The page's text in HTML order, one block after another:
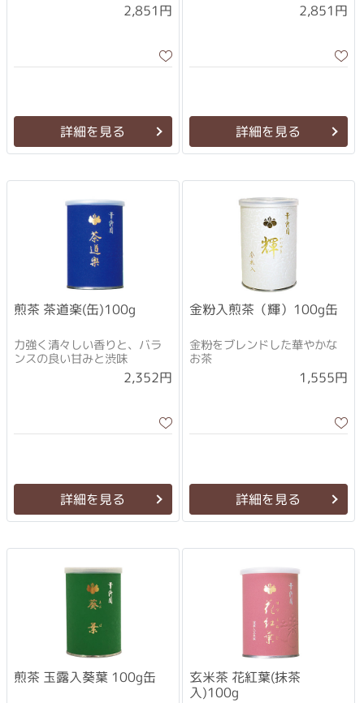
2,851円
詳細を見る
2,851円
詳細を見る
煎茶 茶道楽(缶)100g
力強く清々しい香りと、バラ
ンスの良い甘みと渋味
2,352円
詳細を見る
金粉入煎茶（輝）100g缶
金粉をブレンドした華やかな
お茶
1,555円
詳細を見る
煎茶 玉露入葵葉 100g缶 玄米茶 花紅葉(抹茶
入)100g